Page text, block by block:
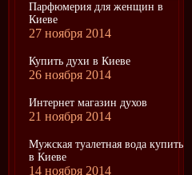
Парфюмерия для женщин в
Киеве
27 ноября 2014
Купить духи в Киеве
26 ноября 2014
Интернет магазин духов
21 ноября 2014
Мужская туалетная вода купить
в Киеве
14 ноября 2014